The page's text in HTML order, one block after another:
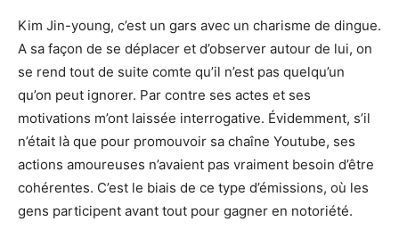
Kim Jin-young, c’est un gars avec un charisme de dingue.
A sa façon de se déplacer et d’observer autour de lui, on
se rend tout de suite comte qu’il n’est pas quelqu’un
qu’on peut ignorer. Par contre ses actes et ses
motivations m’ont laissée interrogative. Évidemment, s’il
n’était là que pour promouvoir sa chaîne Youtube, ses
actions amoureuses n’avaient pas vraiment besoin d’être
cohérentes. C’est le biais de ce type d’émissions, où les
gens participent avant tout pour gagner en notoriété.